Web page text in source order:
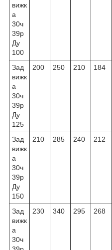
вижк
а
30ч
39р
Ду
100
Зад
вижк
а
30ч
39р
Ду
125
200 250 210 184
Зад
вижк
а
30ч
39р
Ду
150
210 285 240 212
Зад
вижк
а
30ч
230 340 295 268